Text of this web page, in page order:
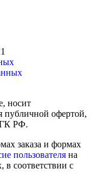
носит
публичной офертой,
ГК РФ.
заказа и формах
пользователя на
в соответствии с